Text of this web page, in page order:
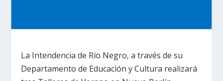
La Intendencia de Río Negro, a través de su
Departamento de Educación y Cultura realizará